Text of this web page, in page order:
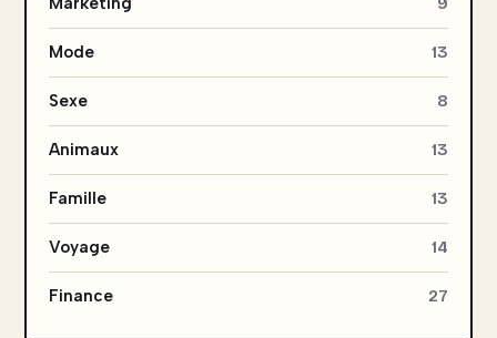
Mode 13
Sexe 8
Animaux 13
Famille 13
Voyage 14
Finance 27